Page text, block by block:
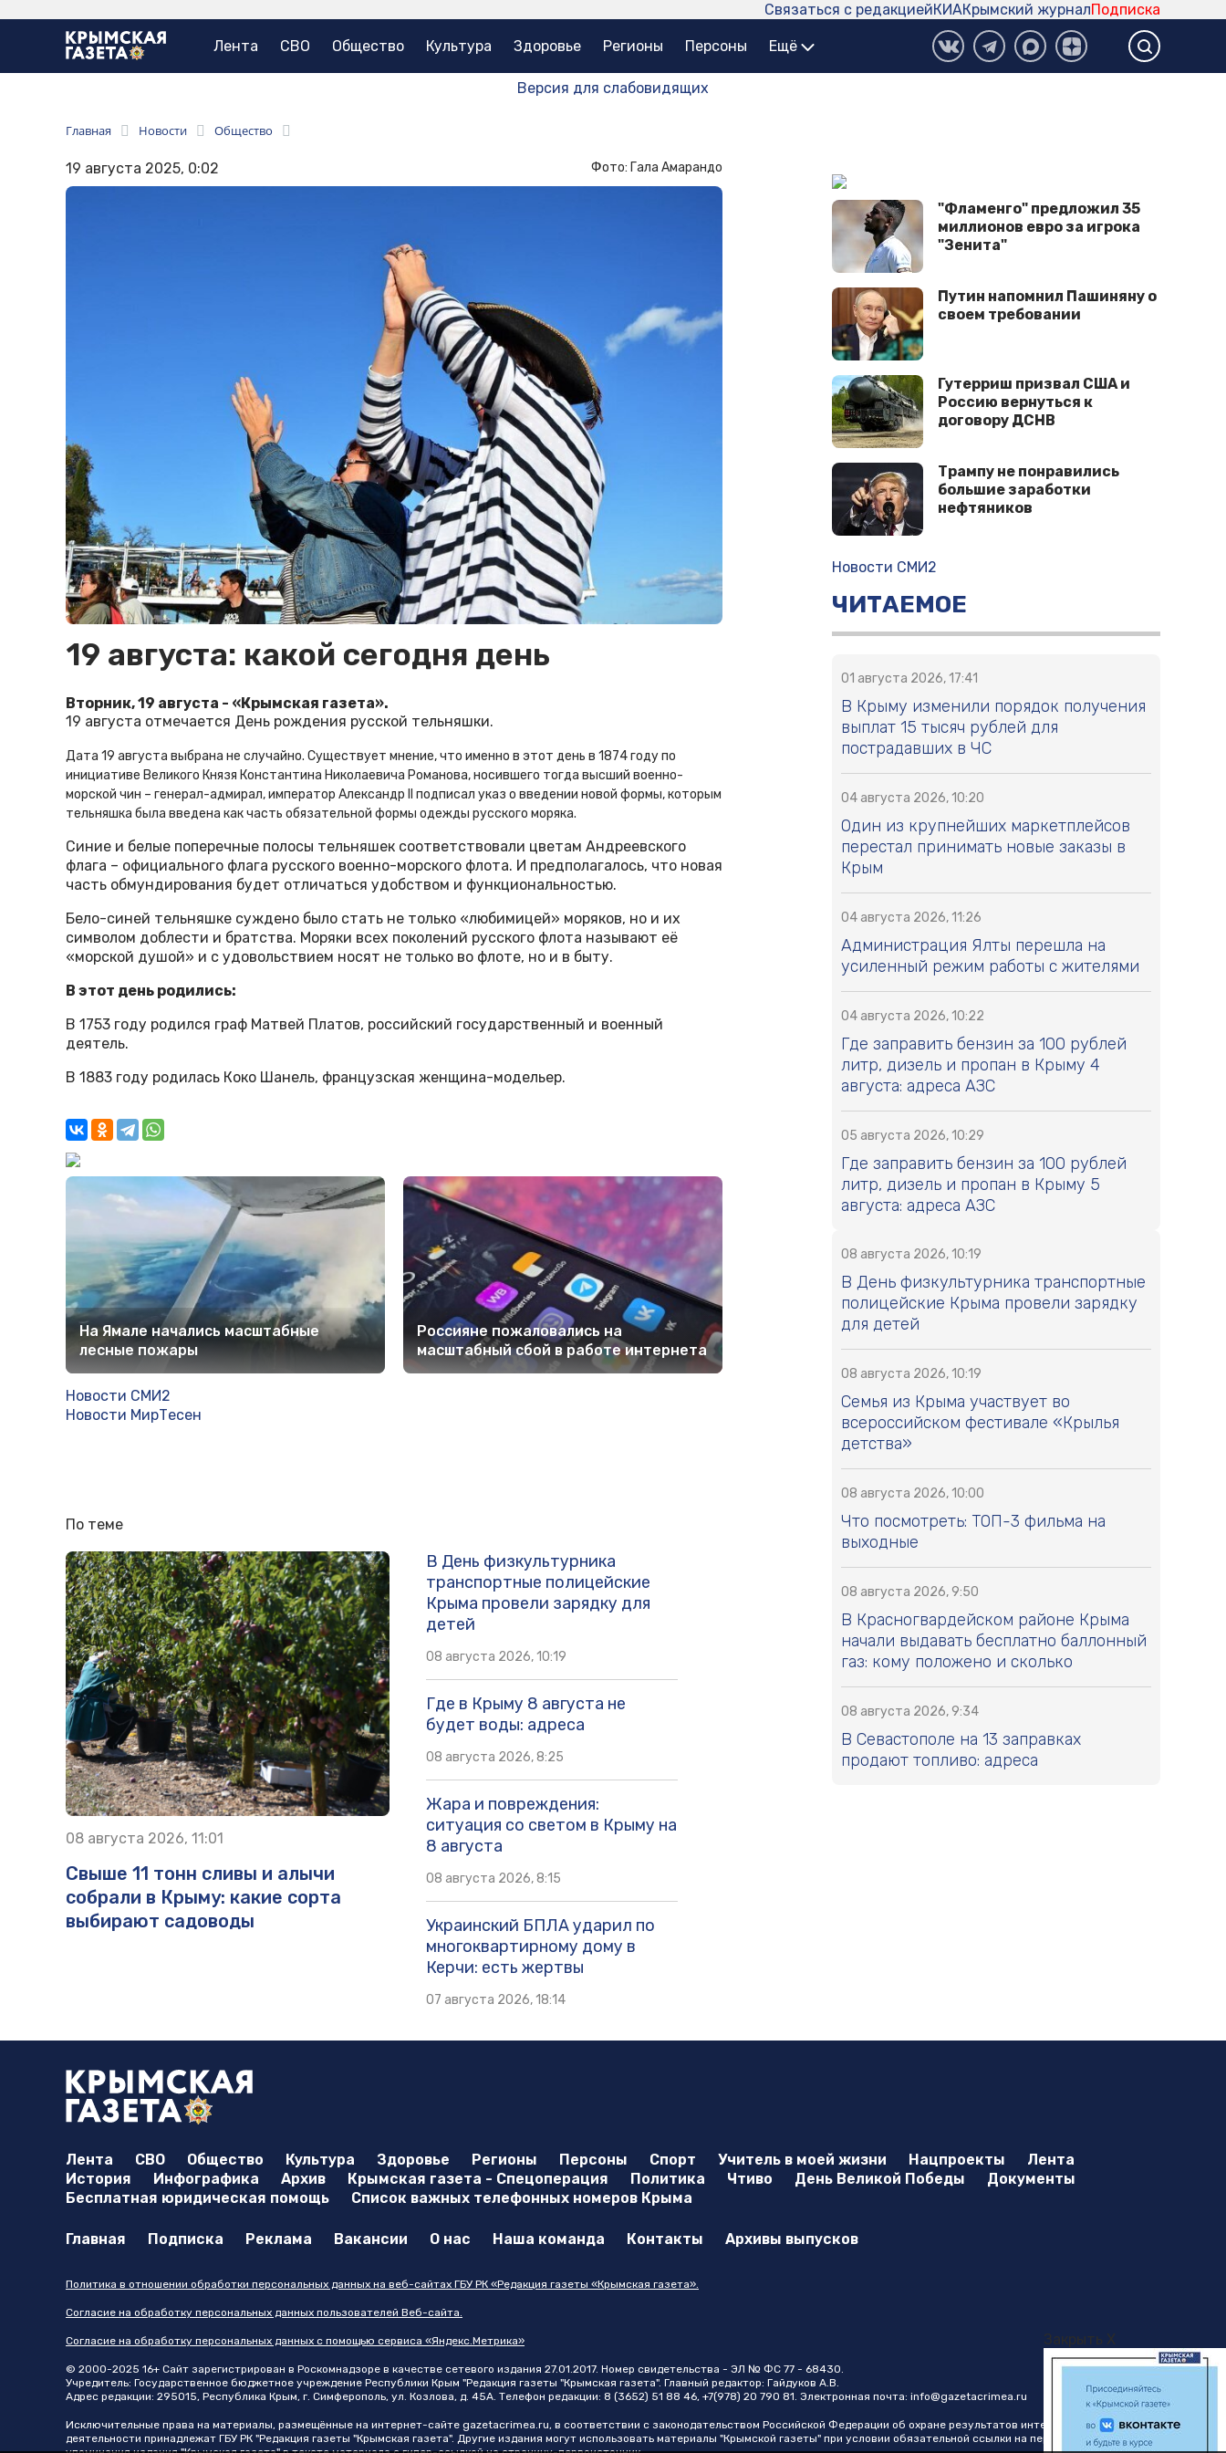
Подписка
Крымский журнал
КИА
Связаться с редакцией
Лента СВО Общество Культура Здоровье Регионы Персоны Ещё
Версия для слабовидящих
Главная Новости Общество
19 августа 2025, 0:02 Фото: Гала Амарандо
19 августа: какой сегодня день
Вторник, 19 августа - «Крымская газета».
19 августа отмечается День рождения русской тельняшки.
Дата 19 августа выбрана не случайно. Существует мнение, что именно в этот день в 1874 году по
инициативе Великого Князя Константина Николаевича Романова, носившего тогда высший военно-
морской чин – генерал-адмирал, император Александр ІІ подписал указ о введении новой формы, которым
тельняшка была введена как часть обязательной формы одежды русского моряка.
Синие и белые поперечные полосы тельняшек соответствовали цветам Андреевского
флага – официального флага русского военно-морского флота. И предполагалось, что новая
часть обмундирования будет отличаться удобством и функциональностью.
Бело-синей тельняшке суждено было стать не только «любимицей» моряков, но и их
символом доблести и братства. Моряки всех поколений русского флота называют её
«морской душой» и с удовольствием носят не только во флоте, но и в быту.
В этот день родились:
В 1753 году родился граф Матвей Платов, российский государственный и военный
деятель.
В 1883 году родилась Коко Шанель, французская женщина-модельер.
На Ямале начались масштабные
лесные пожары
Россияне пожаловались на
масштабный сбой в работе интернета
Новости СМИ2
Новости МирТесен
По теме
08 августа 2026, 11:01
Свыше 11 тонн сливы и алычи
собрали в Крыму: какие сорта
выбирают садоводы
В День физкультурника
транспортные полицейские
Крыма провели зарядку для
детей
08 августа 2026, 10:19
Где в Крыму 8 августа не
будет воды: адреса
08 августа 2026, 8:25
Жара и повреждения:
ситуация со светом в Крыму на
8 августа
08 августа 2026, 8:15
Украинский БПЛА ударил по
многоквартирному дому в
Керчи: есть жертвы
07 августа 2026, 18:14
"Фламенго" предложил 35
миллионов евро за игрока
"Зенита"
Путин напомнил Пашиняну о
своем требовании
Гутерриш призвал США и
Россию вернуться к
договору ДСНВ
Трампу не понравились
большие заработки
нефтяников
Новости СМИ2
ЧИТАЕМОЕ
01 августа 2026, 17:41
В Крыму изменили порядок получения
выплат 15 тысяч рублей для
пострадавших в ЧС
04 августа 2026, 10:20
Один из крупнейших маркетплейсов
перестал принимать новые заказы в
Крым
04 августа 2026, 11:26
Администрация Ялты перешла на
усиленный режим работы с жителями
04 августа 2026, 10:22
Где заправить бензин за 100 рублей
литр, дизель и пропан в Крыму 4
августа: адреса АЗС
05 августа 2026, 10:29
Где заправить бензин за 100 рублей
литр, дизель и пропан в Крыму 5
августа: адреса АЗС
08 августа 2026, 10:19
В День физкультурника транспортные
полицейские Крыма провели зарядку
для детей
08 августа 2026, 10:19
Семья из Крыма участвует во
всероссийском фестивале «Крылья
детства»
08 августа 2026, 10:00
Что посмотреть: ТОП-3 фильма на
выходные
08 августа 2026, 9:50
В Красногвардейском районе Крыма
начали выдавать бесплатно баллонный
газ: кому положено и сколько
08 августа 2026, 9:34
В Севастополе на 13 заправках
продают топливо: адреса
Закрыть X
Лента СВО Общество Культура Здоровье Регионы Персоны Спорт Учитель в моей жизни Нацпроекты
Лента
История
Инфографика Архив Крымская газета - Спецоперация Политика Чтиво День Великой Победы
Документы
Бесплатная юридическая помощь
Список важных телефонных номеров Крыма
Главная Подписка Реклама Вакансии О нас Наша команда Контакты Архивы выпусков
Политика в отношении обработки персональных данных на веб-сайтах ГБУ РК «Редакция газеты «Крымская газета».
Согласие на обработку персональных данных пользователей Веб-сайта.
Согласие на обработку персональных данных с помощью сервиса «Яндекс.Метрика»
© 2000-2025 16+ Сайт зарегистрирован в Роскомнадзоре в качестве сетевого издания 27.01.2017. Номер свидетельства - ЭЛ № ФС 77 - 68430.
Учредитель: Государственное бюджетное учреждение Республики Крым "Редакция газеты "Крымская газета". Главный редактор: Гайдуков А.В.
Адрес редакции: 295015, Республика Крым, г. Симферополь, ул. Козлова, д. 45А. Телефон редакции: 8 (3652) 51 88 46, +7(978) 20 790 81. Электронная почта: info@gazetacrimea.ru
Исключительные права на материалы, размещённые на интернет-сайте gazetacrimea.ru, в соответствии с законодательством Российской Федерации об охране результатов интеллектуальной
деятельности принадлежат ГБУ РК "Редакция газеты "Крымская газета". Другие издания могут использовать материалы "Крымской газеты" при условии обязательной ссылки на первоисточник в виде